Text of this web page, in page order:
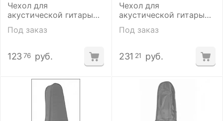
Чехол для
акустической гитары
Crossrock
CRSG106DBKGY
Под заказ
123 76 руб.
Чехол для
акустической гитары
Solo ЧГ12-6 Pro
Под заказ
231 21 руб.